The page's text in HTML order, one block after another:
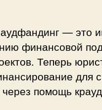
— это
финансовой
Теперь
для
помощь